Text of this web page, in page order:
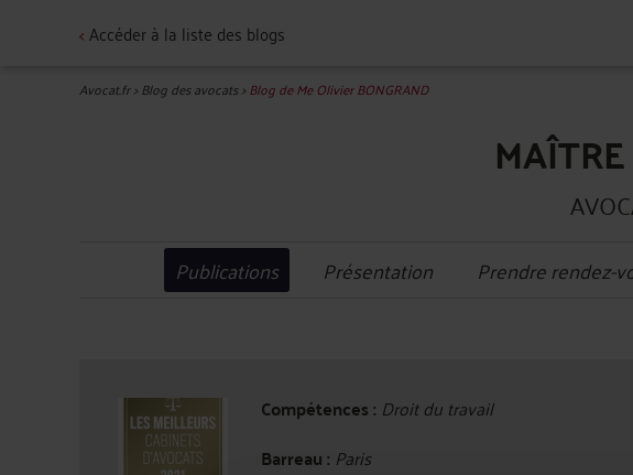
<Accéder à la liste des blogs
Avocat.fr>Blog des avocats>Blog de Me Olivier BONGRAND
Publications Présentation Prendre rendez-
Compétences : Droit du travail
Barreau : Paris